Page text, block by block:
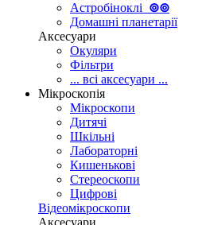
Астробіноклі ⊚⊚
Домашні планетарії
Аксесуари
Окуляри
Фільтри
... всі аксесуари ...
Мікроскопія
Мікроскопи
Дитячі
Шкільні
Лабораторні
Кишенькові
Стереоскопи
Цифрові
Відеомікроскопи
Аксесуари